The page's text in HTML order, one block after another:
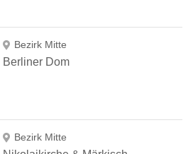
Bezirk Mitte
Berliner Dom
Bezirk Mitte